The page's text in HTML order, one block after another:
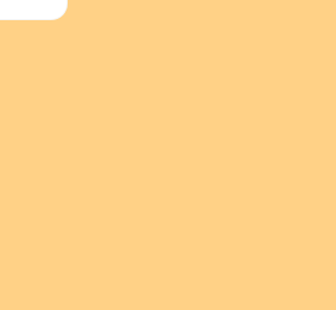
5x mais rápido
de campanhas
em tempo real
e acionáveis